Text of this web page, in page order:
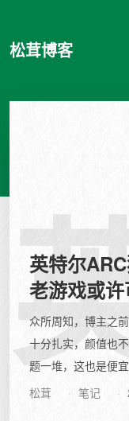
松茸博客
英特尔
老游戏或
众所周知，博主之
十分扎实，颜值也
题一堆，这也是便
过，游戏没赢过！”
松茸 笔记